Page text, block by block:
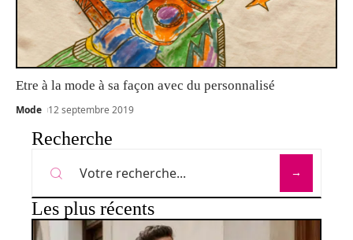
Etre à la mode à sa façon avec du personnalisé
Mode 12 septembre 2019
Recherche
Les plus récents